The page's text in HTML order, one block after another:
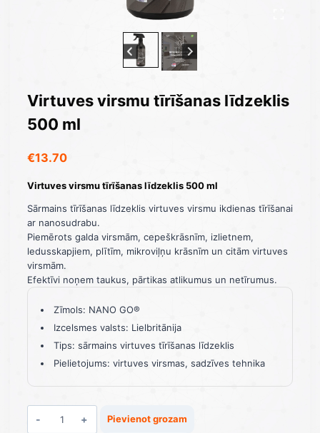
Virtuves virsmu tīrīšanas līdzeklis
500 ml
€13.70
Virtuves virsmu tīrīšanas līdzeklis 500 ml
Sārmains tīrīšanas līdzeklis virtuves virsmu ikdienas tīrīšanai
ar nanosudrabu.
Piemērots galda virsmām, cepeškrāsnīm, izlietnem,
ledusskapjiem, plītīm, mikroviļņu krāsnīm un citām virtuves
virsmām.
Efektīvi noņem taukus, pārtikas atlikumus un netīrumus.
Zīmols: NANO GO®
Izcelsmes valsts: Lielbritānija
Tips: sārmains virtuves tīrīšanas līdzeklis
Pielietojums: virtuves virsmas, sadzīves tehnika
virsmu
Pievienot grozam